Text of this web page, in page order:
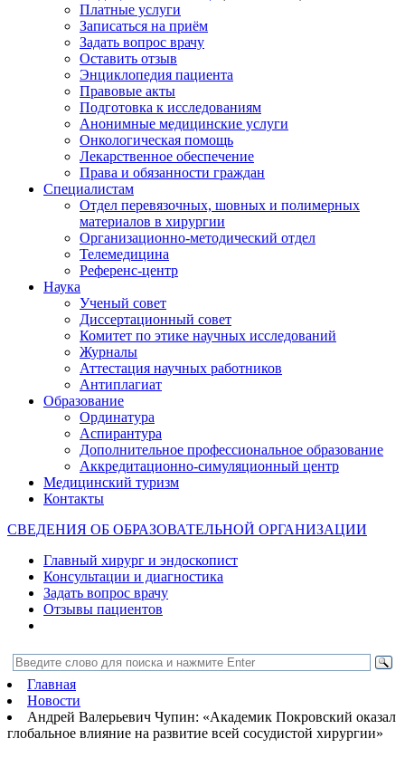
Платные услуги
Записаться на приём
Задать вопрос врачу
Оставить отзыв
Энциклопедия пациента
Правовые акты
Подготовка к исследованиям
Анонимные медицинские услуги
Онкологическая помощь
Лекарственное обеспечение
Права и обязанности граждан
Специалистам
Отдел перевязочных, шовных и полимерных
материалов в хирургии
Организационно-методический отдел
Телемедицина
Референс-центр
Наука
Ученый совет
Диссертационный совет
Комитет по этике научных исследований
Журналы
Аттестация научных работников
Антиплагиат
Образование
Ординатура
Аспирантура
Дополнительное профессиональное образование
Аккредитационно-симуляционный центр
Медицинский туризм
Контакты
СВЕДЕНИЯ ОБ ОБРАЗОВАТЕЛЬНОЙ ОРГАНИЗАЦИИ
Главный хирург и эндоскопист
Консультации и диагностика
Задать вопрос врачу
Отзывы пациентов
Главная
Новости
Андрей Валерьевич Чупин: «Академик Покровский оказал
глобальное влияние на развитие всей сосудистой хирургии»